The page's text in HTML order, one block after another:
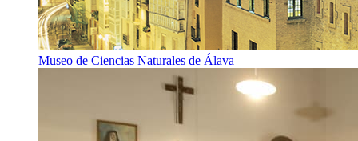
Museo de Ciencias Naturales de Álava